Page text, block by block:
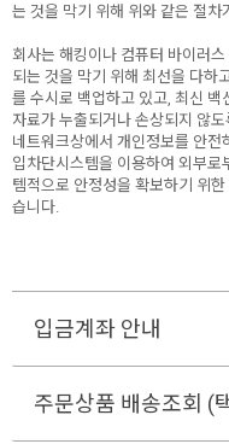
는 것을 막기 위해 위와 같은 절차
회사는 해킹이나 컴퓨터 바이러
되는 것을 막기 위해 최선을 다하
를 수시로 백업하고 있고, 최신
자료가 누출되거나 손상되지 않
네트워크상에서 개인정보를 안전
입차단시스템을 이용하여 외부로
템적으로 안정성을 확보하기 위
습니다.
입금계좌 안내
주문상품 배송조회 (